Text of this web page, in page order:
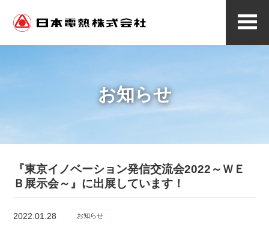
メ
ニ
お知らせ
『東京イノベーション発信交流会2022～ＷＥ
Ｂ展示会～』に出展しています！
2022.01.28 お知らせ